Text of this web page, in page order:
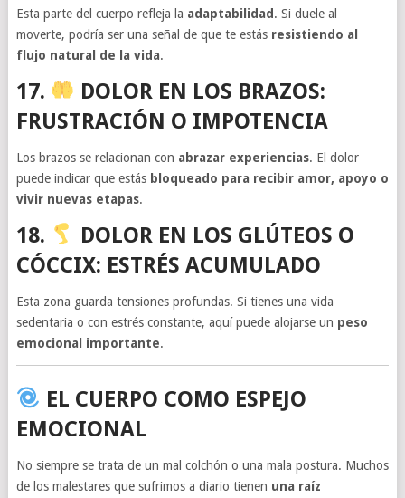
Esta parte del cuerpo refleja la adaptabilidad . Si duele al
moverte, podría ser una señal de que te estás resistiendo al
flujo natural de la vida.
17.
DOLOR EN LOS BRAZOS:
FRUSTRACIÓN O IMPOTENCIA
Los brazos se relacionan con abrazar experiencias. El dolor
puede indicar que estás bloqueado para recibir amor, apoyo o
vivir nuevas etapas.
18.
DOLOR EN LOS GLÚTEOS O
CÓCCIX: ESTRÉS ACUMULADO
Esta zona guarda tensiones profundas. Si tienes una vida
sedentaria o con estrés constante, aquí puede alojarse un peso
emocional importante.
EL CUERPO COMO ESPEJO
EMOCIONAL
No siempre se trata de un mal colchón o una mala postura. Muchos
de los malestares que sufrimos a diario tienen una raíz